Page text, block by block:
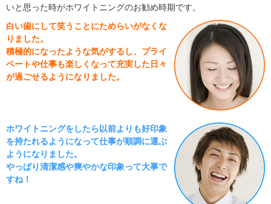
いと思った時がホワイトニングのお勧め時期です。
白い歯にして笑うことにためらいがなくな
りました。
積極的になったような気がするし、プライ
ベートや仕事も楽しくなって充実した日々
が過ごせるようになりました。
ホワイトニングをしたら以前よりも好印象
を持たれるようになって仕事が順調に運ぶ
ようになりました。
やっぱり清潔感や爽やかな印象って大事で
すね！